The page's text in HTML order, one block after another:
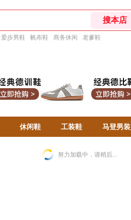
爱步男鞋 帆布鞋 商务休闲 老爹鞋
休闲鞋 工装鞋 马登男装
努力加载中，请稍后...